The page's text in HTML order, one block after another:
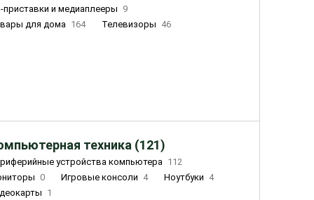
приставки и медиаплееры
9
для дома 164 Телевизоры 46
техника (121)
устройства компьютера 112
0 Игровые консоли 4 Ноутбуки 4
1